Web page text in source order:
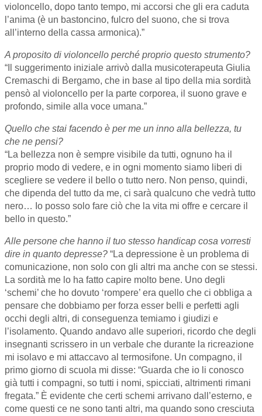
violoncello, dopo tanto tempo, mi accorsi che gli era caduta
l’anima (è un bastoncino, fulcro del suono, che si trova
all’interno della cassa armonica).”
A proposito di violoncello perché proprio questo strumento?
“Il suggerimento iniziale arrivò dalla musicoterapeuta Giulia
Cremaschi di Bergamo, che in base al tipo della mia sordità
pensò al violoncello per la parte corporea, il suono grave e
profondo, simile alla voce umana.”
Quello che stai facendo è per me un inno alla bellezza, tu
che ne pensi?
“La bellezza non è sempre visibile da tutti, ognuno ha il
proprio modo di vedere, e in ogni momento siamo liberi di
scegliere se vedere il bello o tutto nero. Non penso, quindi,
che dipenda del tutto da me, ci sarà qualcuno che vedrà tutto
nero… Io posso solo fare ciò che la vita mi offre e cercare il
bello in questo.”
Alle persone che hanno il tuo stesso handicap cosa vorresti
dire in quanto depresse? “La depressione è un problema di
comunicazione, non solo con gli altri ma anche con se stessi.
La sordità me lo ha fatto capire molto bene. Uno degli
‘schemi’ che ho dovuto ‘rompere’ era quello che ci obbliga a
pensare che dobbiamo per forza esser belli e perfetti agli
occhi degli altri, di conseguenza temiamo i giudizi e
l’isolamento. Quando andavo alle superiori, ricordo che degli
insegnanti scrissero in un verbale che durante la ricreazione
mi isolavo e mi attaccavo al termosifone. Un compagno, il
primo giorno di scuola mi disse: “Guarda che io li conosco
già tutti i compagni, so tutti i nomi, spicciati, altrimenti rimani
fregata.” È evidente che certi schemi arrivano dall’esterno, e
come questi ce ne sono tanti altri, ma quando sono cresciuta